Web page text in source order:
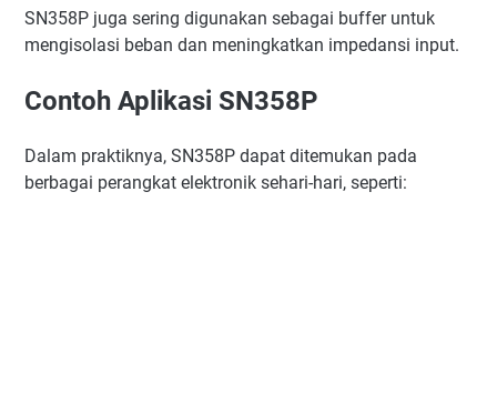
SN358P juga sering digunakan sebagai buffer untuk
mengisolasi beban dan meningkatkan impedansi input.
Contoh Aplikasi SN358P
Dalam praktiknya, SN358P dapat ditemukan pada
berbagai perangkat elektronik sehari-hari, seperti: